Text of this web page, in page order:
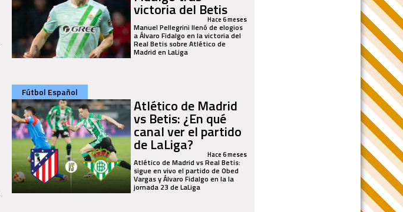
victoria del BetisHace 6 meses
Manuel Pellegrini llenó de elogios
a Álvaro Fidalgo en la victoria del
Real Betis sobre Atlético de
Madrid en LaLiga
Fútbol Español
Atlético de Madrid
vs Betis: ¿En qué
canal ver el partido
de LaLiga? Hace 6 meses
Atlético de Madrid vs Real Betis:
sigue en vivo el partido de Obed
Vargas y Álvaro Fidalgo en la la
jornada 23 de LaLiga